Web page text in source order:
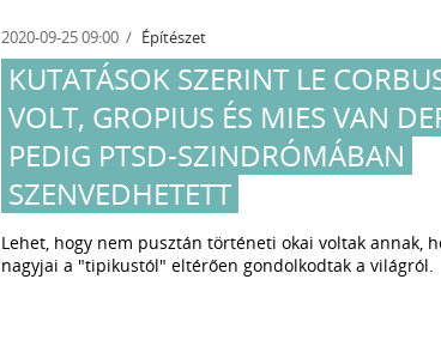
2020-09-25 09:00 Építészet
KUTATÁSOK SZERINT LE
VOLT, GROPIUS ÉS MIES VAN
PEDIG PTSD-SZINDRÓMÁBAN
SZENVEDHETETT
Lehet, hogy nem pusztán történeti okai voltak annak,
nagyjai a "tipikustól" eltérően gondolkodtak a világról.